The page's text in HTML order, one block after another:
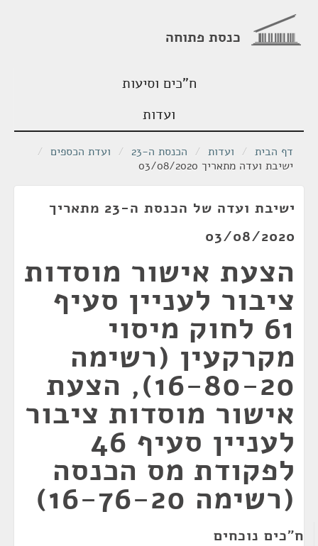
כנסת פתוחה
ח"כים וסיעות
ועדות
דף הבית / ועדות / הכנסת ה-23 / ועדת הכספים /
ישיבת ועדה מתאריך 03/08/2020
ישיבת ועדה של הכנסת ה-23 מתאריך
03/08/2020
הצעת אישור מוסדות
ציבור לעניין סעיף
61 לחוק מיסוי
מקרקעין (רשימה
16-80-20), הצעת
אישור מוסדות ציבור
לעניין סעיף 46
לפקודת מס הכנסה
(רשימה 16-76-20)
ח"כים נוכחים